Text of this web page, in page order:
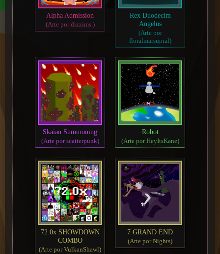
Alpha Admission
(Arte por dizzims.)
Rex Duodecim
Angelus
(Arte por
floralmarsupial)
Skaian Summoning
(Arte por scatterpunk)
Robot
(Arte por HeyItsKane)
72.0x SHOWDOWN
COMBO
(Arte por VulkanShawl)
7 GRAND END
(Arte por Nights)